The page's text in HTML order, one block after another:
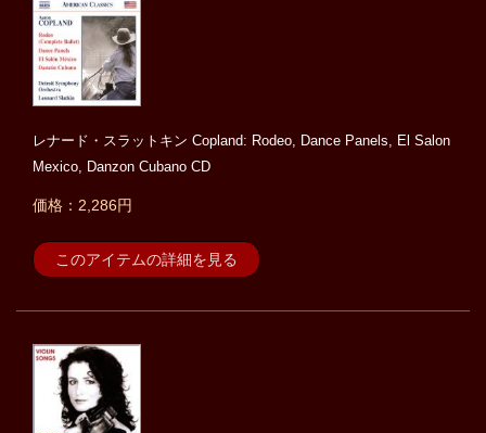
レナード・スラットキン Copland: Rodeo, Dance Panels, El Salon
Mexico, Danzon Cubano CD
価格：2,286円
このアイテムの詳細を見る